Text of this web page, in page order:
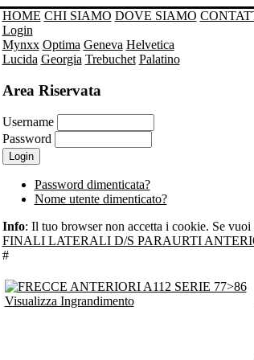
HOME CHI SIAMO DOVE SIAMO
Login
Mynxx Optima Geneva Helvetica
Lucida Georgia Trebuchet Palatino
Area Riservata
Username
Password
Password dimenticata?
Nome utente dimenticato?
Info: Il tuo browser non accetta i cookie. Se
FINALI LATERALI D/S PARAURTI
#
Visualizza Ingrandimento